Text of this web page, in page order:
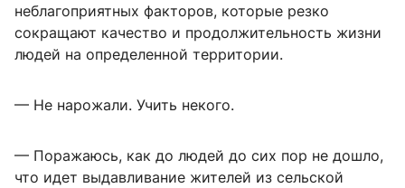
неблагоприятных факторов, которые резко
сокращают качество и продолжительность жизни
людей на определенной территории.
— Не нарожали. Учить некого.
— Поражаюсь, как до людей до сих пор не дошло,
что идет выдавливание жителей из сельской